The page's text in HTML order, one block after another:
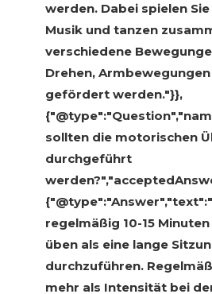
werden. Dabei spielen
Musik und tanzen
verschiedene
Drehen,
gefördert werden."}},
sollten die motorischen
durchgeführt
regelmäßig 10-15
üben als eine lange
durchzuführen.
mehr als Intensität bei